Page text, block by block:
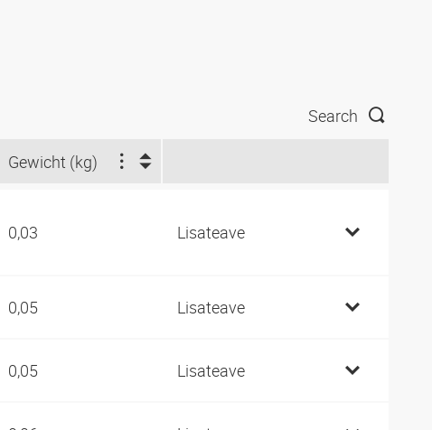
Search
Gewicht (kg)
0,03 Lisateave
0,05 Lisateave
0,05 Lisateave